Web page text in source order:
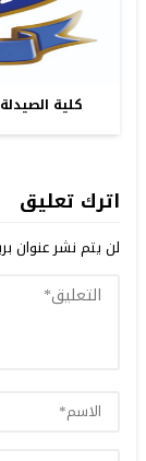
كلية
اترك تعليق
لن يتم نشر عنوان